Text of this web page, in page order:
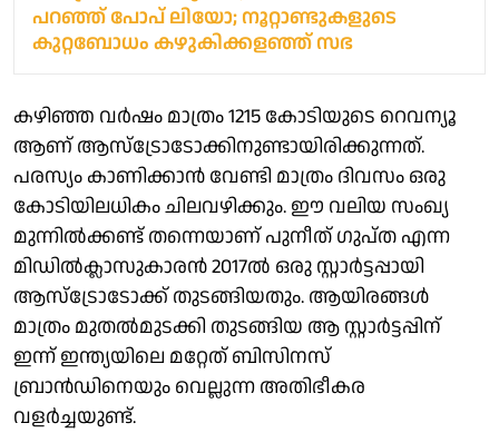
പറഞ്ഞ് പോപ് ലിയോ; നൂറ്റാണ്ടുകളുടെ
കുറ്റബോധം കഴുകിക്കളഞ്ഞ് സഭ
കഴിഞ്ഞ വർഷം മാത്രം 1215 കോടിയുടെ റെവന്യൂ
ആണ് ആസ്ട്രോടോക്കിനുണ്ടായിരിക്കുന്നത്.
പരസ്യം കാണിക്കാൻ വേണ്ടി മാത്രം ദിവസം ഒരു
കോടിയിലധികം ചിലവഴിക്കും. ഈ വലിയ സംഖ്യ
മുന്നിൽക്കണ്ട് തന്നെയാണ് പുനീത് ഗുപ്ത എന്ന
മിഡിൽക്ലാസുകാരൻ 2017ൽ ഒരു സ്റ്റാർട്ടപ്പായി
ആസ്ട്രോടോക്ക് തുടങ്ങിയതും. ആയിരങ്ങൾ
മാത്രം മുതൽമുടക്കി തുടങ്ങിയ ആ സ്റ്റാർട്ടപ്പിന്
ഇന്ന് ഇന്ത്യയിലെ മറ്റേത് ബിസിനസ്
ബ്രാൻഡിനെയും വെല്ലുന്ന അതിഭീകര
വളർച്ചയുണ്ട്.